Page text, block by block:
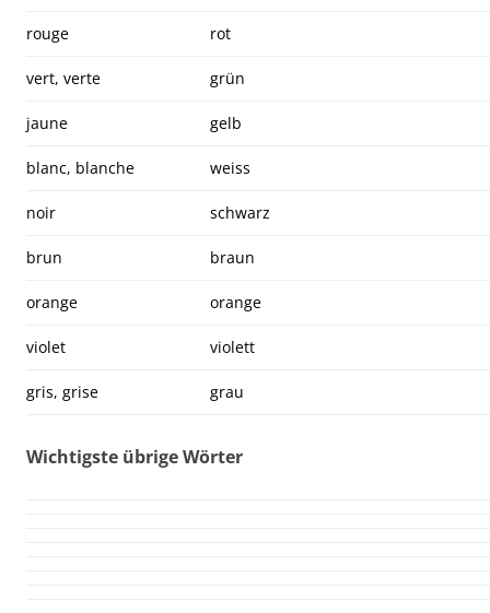
rouge rot
vert, verte grün
jaune gelb
blanc, blanche weiss
noir schwarz
brun braun
orange orange
violet violett
gris, grise grau
Wichtigste übrige Wörter